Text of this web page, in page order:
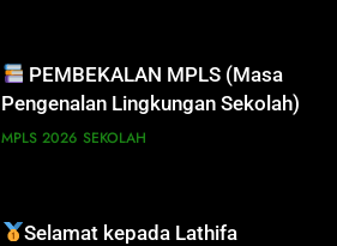
PEMBEKALAN MPLS (Masa
Pengenalan Lingkungan Sekolah)
MPLS 2026 SEKOLAH
Selamat kepada Lathifa